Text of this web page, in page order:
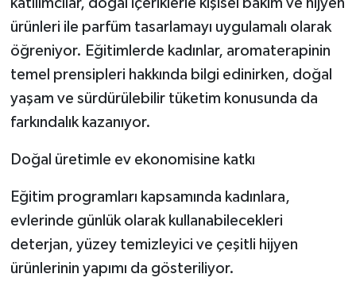
ürünleri ile parfüm tasarlamayı uygulamalı olarak
öğreniyor. Eğitimlerde kadınlar, aromaterapinin
temel prensipleri hakkında bilgi edinirken, doğal
yaşam ve sürdürülebilir tüketim konusunda da
farkındalık kazanıyor.
Doğal üretimle ev ekonomisine katkı
Eğitim programları kapsamında kadınlara,
evlerinde günlük olarak kullanabilecekleri
deterjan, yüzey temizleyici ve çeşitli hijyen
ürünlerinin yapımı da gösteriliyor.